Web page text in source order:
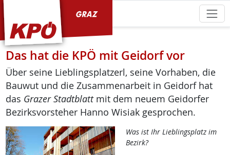
Das hat die KPÖ mit Geidorf vor
Über seine Lieblingsplatzerl, seine Vorhaben, die
Bauwut und die Zusammenarbeit in Geidorf hat
das Grazer Stadtblattmit dem neuem Geidorfer
Bezirksvorsteher Hanno Wisiak gesprochen.
Was ist Ihr Lieblingsplatz im
Bezirk?